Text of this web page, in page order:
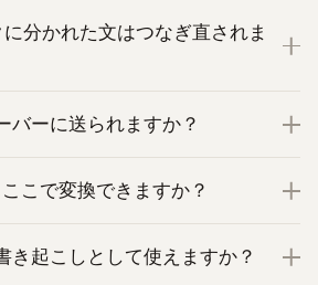
分かれた文はつなぎ直されま
バーに送られますか？
こで変換できますか？
き起こしとして使えますか？